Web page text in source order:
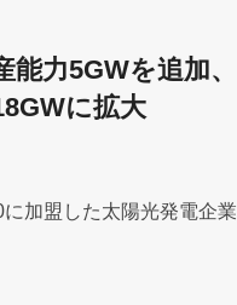
力5GWを追加、
に拡大
加盟した太陽光発電企業